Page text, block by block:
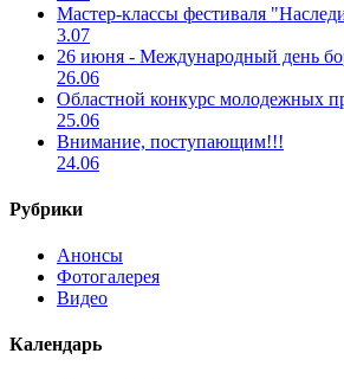
Мастер-классы фестиваля
3.07
26 июня - Международный день
26.06
Областной конкурс молодежных
25.06
Внимание, поступающим!!!
24.06
Рубрики
Анонсы
Фотогалерея
Видео
Календарь